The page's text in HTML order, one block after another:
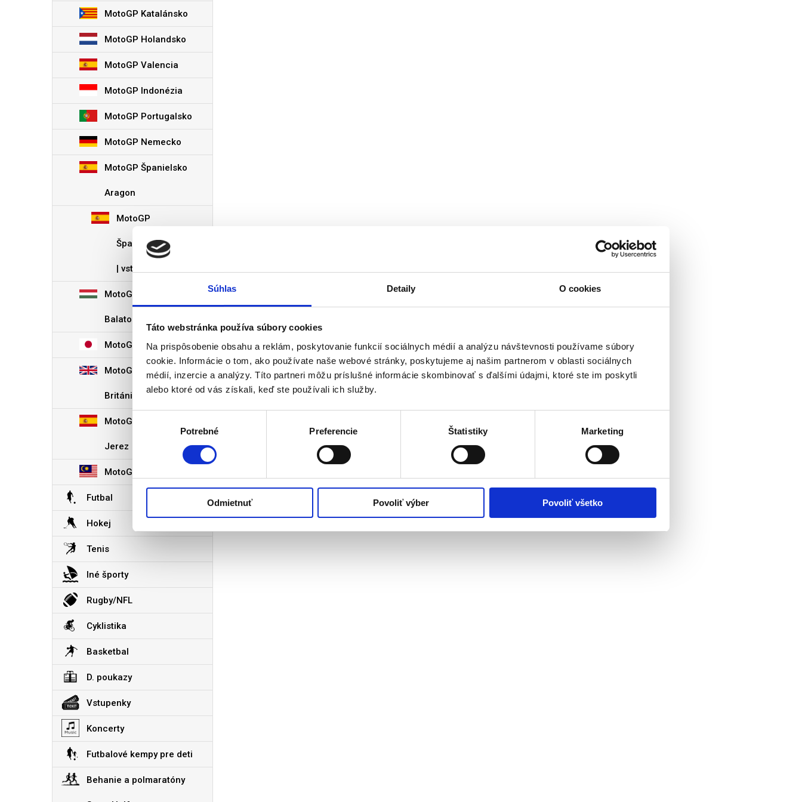
Súhlas Detaily O cookies
Táto webstránka používa súbory cookies
Na prispôsobenie obsahu a reklám, poskytovanie funkcií sociálnych médií a analýzu návštevnosti používame súbory
cookie. Informácie o tom, ako používate naše webové stránky, poskytujeme aj našim partnerom v oblasti sociálnych
médií, inzercie a analýzy. Títo partneri môžu príslušné informácie skombinovať s ďalšími údajmi, ktoré ste im poskytli
alebo ktoré od vás získali, keď ste používali ich služby.
Potrebné Preferencie Štatistiky Marketing
Odmietnuť Povoliť výber Povoliť všetko
Hamburger SV
Hertha Berlín
Schalke 04
Werder Bremen
DFB Pokal
Superpohár
Aberdeen FC
Rangers FC
MotoGP Katalánsko
MotoGP Holandsko
MotoGP Valencia
MotoGP Indonézia
MotoGP Portugalsko
MotoGP Nemecko
MotoGP Španielsko
Aragon
MotoGP
Španielsko Aragón
| vstupenky
MotoGP Maďarsko -
Balaton
MotoGP Japonsko
MotoGP Velĺká
Británia
MotoGP Španielsko
Jerez
MotoGP Malajzia
Futbal
Hokej
Tenis
Iné športy
Rugby/NFL
Cyklistika
Basketbal
D. poukazy
Vstupenky
Koncerty
Futbalové kempy pre deti
Behanie a polmaratóny